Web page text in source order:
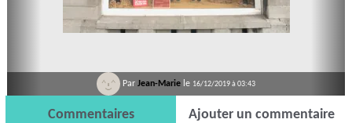
Par Jean-Marie le 16/12/2019 à 03:43
Commentaires Ajouter un commentaire